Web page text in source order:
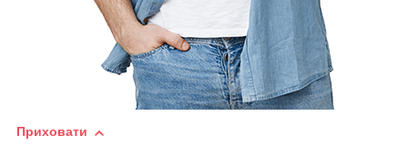
Приховати